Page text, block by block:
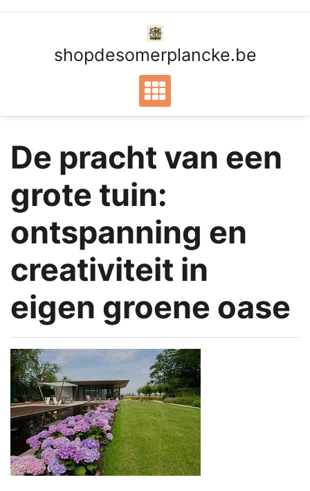
shopdesomerplancke.be
De pracht van een
grote tuin:
ontspanning en
creativiteit in
eigen groene oase